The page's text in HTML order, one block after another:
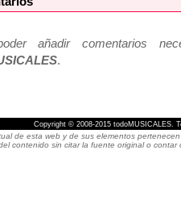
añadir comentarios
.
Copyright © 2008-2015 todoMUSICALES.
de esta web y de sus elementos
contenido sin citar la fuente original o